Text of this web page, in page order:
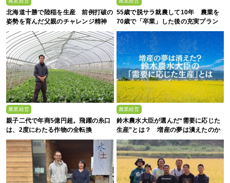
北海道十勝で陸稲を生産 前例打破の
姿勢を育んだ父親のチャレンジ精神
55歳で脱サラ就農して10年 農業を
70歳で「卒業」した後の充実プラン
農業経営
親子二代で年商5億円超。飛躍の糸口
は、2度にわたる作物の全転換
農業経営
鈴木農水大臣が選んだ“需要に応じた
生産”とは？ 増産の夢は潰えたのか